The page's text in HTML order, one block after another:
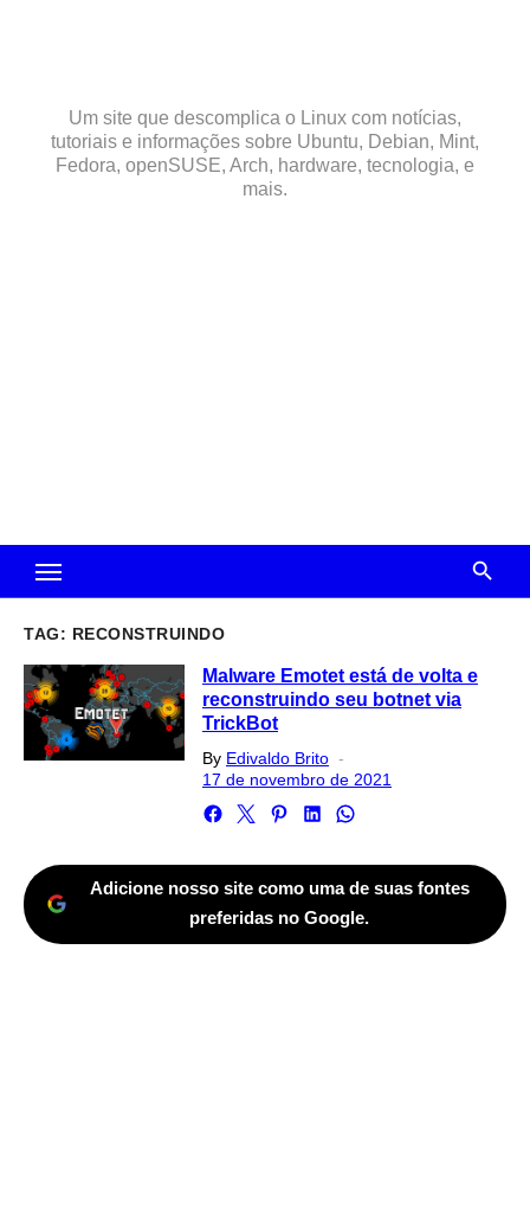
Um site que descomplica o Linux com notícias,
tutoriais e informações sobre Ubuntu, Debian, Mint,
Fedora, openSUSE, Arch, hardware, tecnologia, e
mais.
TAG: RECONSTRUINDO
Malware Emotet está de volta e
reconstruindo seu botnet via
TrickBot
By Edivaldo Brito
on
17 de novembro de 2021
Adicione nosso site como uma de suas fontes
preferidas no Google.